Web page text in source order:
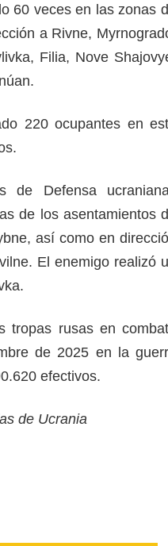
60 veces en las zonas
a Rivne,
Filia, Nove
220 ocupantes en
de Defensa
de los asentamientos
así como en
El enemigo realizó
tropas rusas en
de 2025 en la
efectivos.
de Ucrania